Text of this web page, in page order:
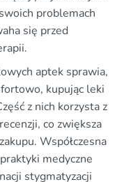
problemach
się przed
aptek sprawia,
kupując leki
z nich korzysta z
co zwiększa
Współczesna
medyczne
stygmatyzacji